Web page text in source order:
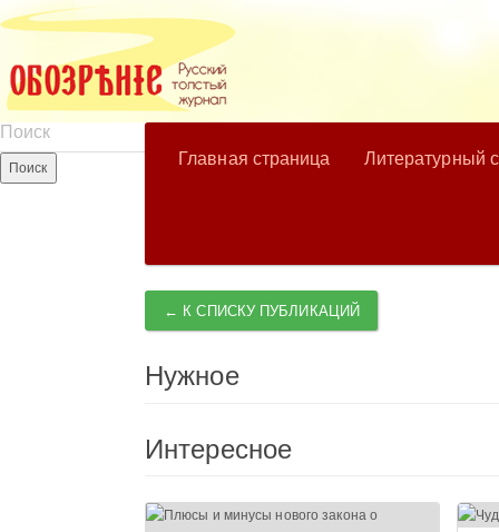
Главная страница Литературный
← К СПИСКУ ПУБЛИКАЦИЙ
Нужное
Интересное